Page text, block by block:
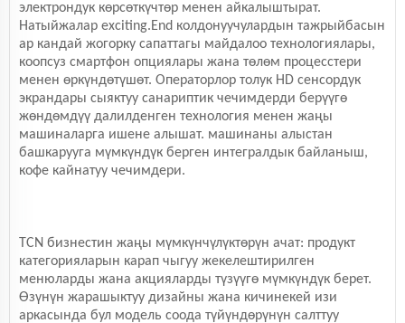
электрондук көрсөткүчтөр менен айкалыштырат.
Натыйжалар exciting.End колдонуучулардын тажрыйбасын
ар кандай жогорку сапаттагы майдалоо технологиялары,
коопсуз смартфон опциялары жана төлөм процесстери
менен өркүндөтүшөт. Операторлор толук HD сенсордук
экрандары сыяктуу санариптик чечимдерди берүүгө
жөндөмдүү далилденген технология менен жаңы
машиналарга ишене алышат. машинаны алыстан
башкарууга мүмкүндүк берген интегралдык байланыш,
кофе кайнатуу чечимдери.
TCN бизнестин жаңы мүмкүнчүлүктөрүн ачат: продукт
категорияларын карап чыгуу жекелештирилген
менюларды жана акцияларды түзүүгө мүмкүндүк берет.
Өзүнүн жарашыктуу дизайны жана кичинекей изи
аркасында бул модель соода түйүндөрүнүн салттуу